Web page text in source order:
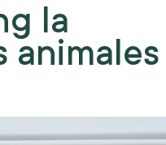
la
animales